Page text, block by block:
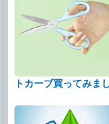
トカーブ買ってみま